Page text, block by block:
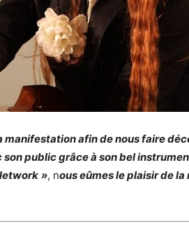
afin de nous faire
public grâce à son bel
», nous eûmes le plaisir de